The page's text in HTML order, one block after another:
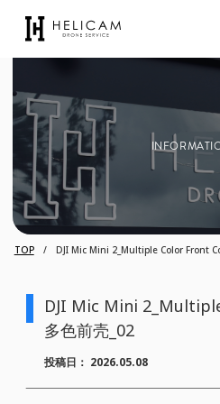
TOP DJI Mic Mini 2_Multiple Color Front
DJI Mic Mini
多色前壳_02
投稿日： 2026.05.08